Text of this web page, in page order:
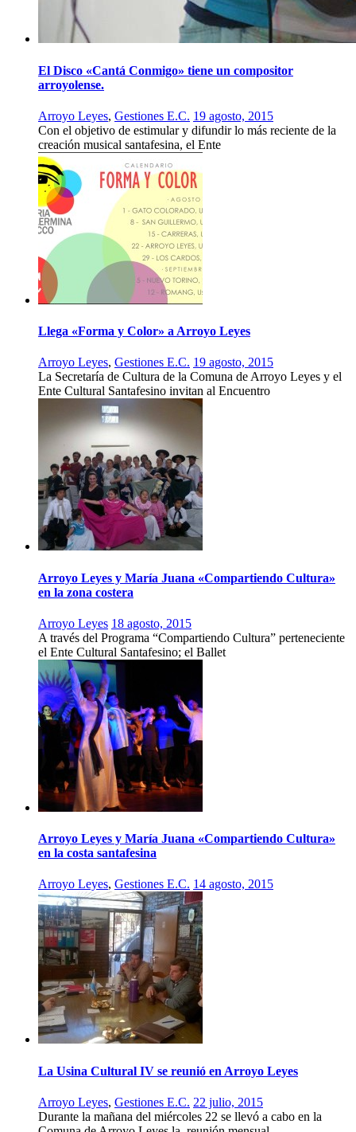
El Disco «Cantá Conmigo» tiene un compositor
arroyolense.
Arroyo Leyes, Gestiones E.C. 19 agosto, 2015
Con el objetivo de estimular y difundir lo más reciente de la
creación musical santafesina, el Ente
Llega «Forma y Color» a Arroyo Leyes
Arroyo Leyes, Gestiones E.C. 19 agosto, 2015
La Secretaría de Cultura de la Comuna de Arroyo Leyes y el
Ente Cultural Santafesino invitan al Encuentro
Arroyo Leyes y María Juana «Compartiendo Cultura»
en la zona costera
Arroyo Leyes 18 agosto, 2015
A través del Programa “Compartiendo Cultura” perteneciente
el Ente Cultural Santafesino; el Ballet
Arroyo Leyes y María Juana «Compartiendo Cultura»
en la costa santafesina
Arroyo Leyes, Gestiones E.C. 14 agosto, 2015
La Usina Cultural IV se reunió en Arroyo Leyes
Arroyo Leyes, Gestiones E.C. 22 julio, 2015
Durante la mañana del miércoles 22 se llevó a cabo en la